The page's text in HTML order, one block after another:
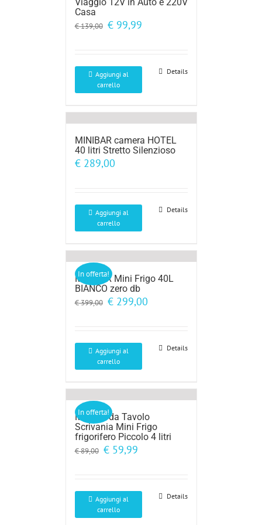
Viaggio 12V in Auto e 220V
Casa
€139,00 Il
€ 139,00.
€99,99Il
€ 99,99.
Aggiungi al
carrello
Details
MINIBAR camera HOTEL
40 litri Stretto Silenzioso
€289,00
Aggiungi al
carrello
Details
In offerta!
MINIBAR Mini Frigo 40L
BIANCO zero db
€399,00 Il
€ 399,00.
€299,00Il
€ 299,00.
Aggiungi al
carrello
Details
In offerta!
Minibar da Tavolo
Scrivania Mini Frigo
frigorifero Piccolo 4 litri
€89,00 Il
€ 89,00.
€59,99Il
€ 59,99.
Aggiungi al
carrello
Details